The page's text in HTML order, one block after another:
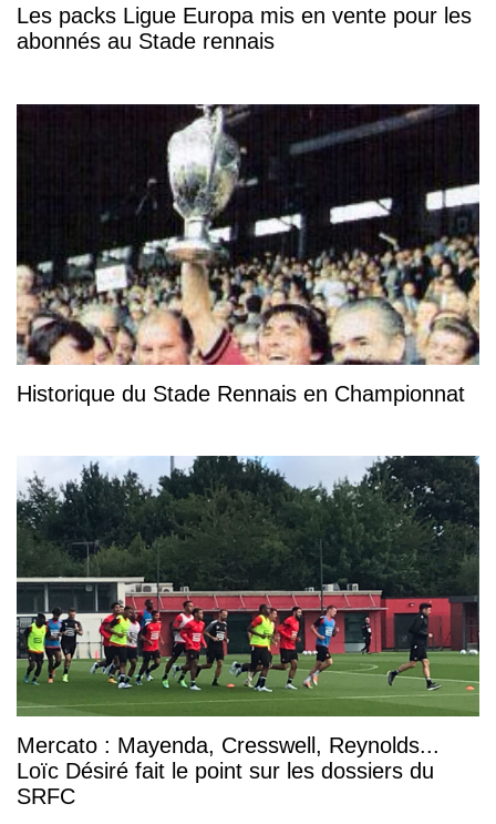
Les packs Ligue Europa mis en vente pour les
abonnés au Stade rennais
Historique du Stade Rennais en Championnat
Mercato : Mayenda, Cresswell, Reynolds...
Loïc Désiré fait le point sur les dossiers du
SRFC